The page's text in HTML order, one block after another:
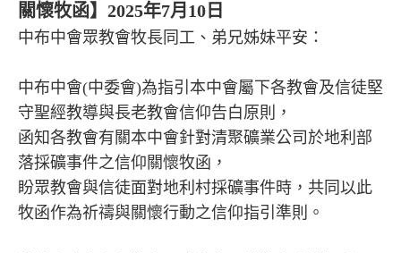
關懷牧函】2025年7月10日
中布中會眾教會牧長同工、弟兄姊妹平安：
中布中會(中委會)為指引本中會屬下各教會及信徒堅
守聖經教導與長老教會信仰告白原則，
函知各教會有關本中會針對清聚礦業公司於地利部
落採礦事件之信仰關懷牧函，
盼眾教會與信徒面對地利村採礦事件時，共同以此
牧函作為祈禱與關懷行動之信仰指引準則。